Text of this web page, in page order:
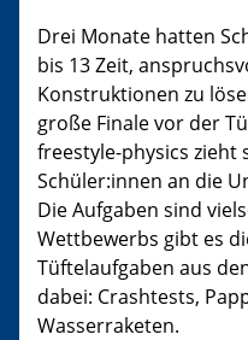
Drei Monate hatten
bis 13 Zeit,
Konstruktionen zu
große Finale vor der
freestyle-physics zieht
Schüler:innen an die
Die Aufgaben sind
Wettbewerbs gibt es
Tüftelaufgaben aus
dabei: Crashtests,
Wasserraketen.